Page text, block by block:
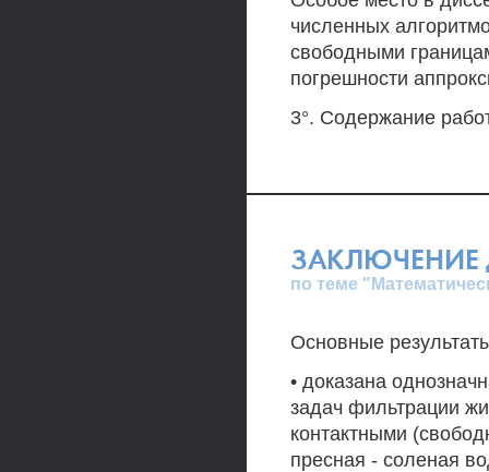
численных
свободными
погрешности
3°. Содержание
ЗАКЛЮЧЕНИЕ
по теме
Основные
• доказана
задач фильтрации
контактными
пресная - соленая